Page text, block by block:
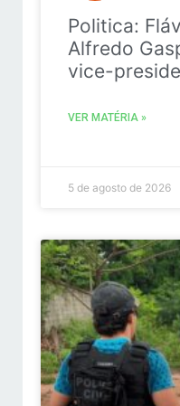
Politica:
Alfredo
vice-
VER MATÉRIA »
5 de agosto de 2026